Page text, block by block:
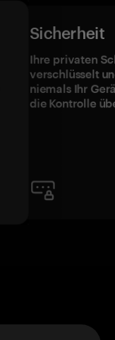
Sicherheit
Ihre privaten
verschlüsselt
niemals Ihr
die Kontrolle